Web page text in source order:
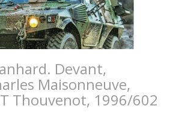
Devant,
Maisonneuve,
Thouvenot, 1996/602